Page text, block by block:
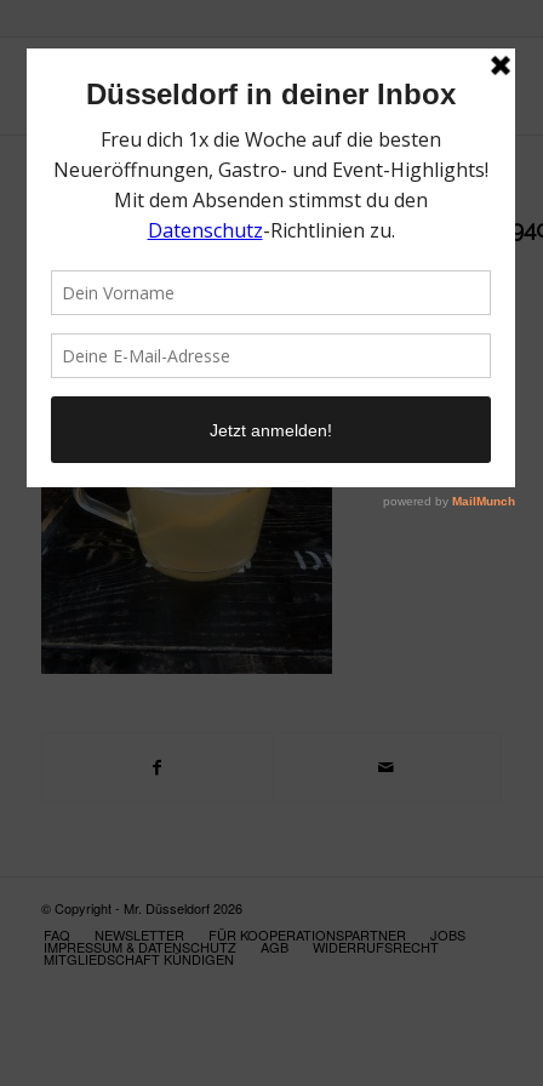
15. November 2021 /
© Copyright - Mr. Düsseldorf 2026
FAQ
NEWSLETTER FÜR KOOPERATIONSPARTNER JOBS
IMPRESSUM & DATENSCHUTZ AGB WIDERRUFSRECHT
MITGLIEDSCHAFT KÜNDIGEN